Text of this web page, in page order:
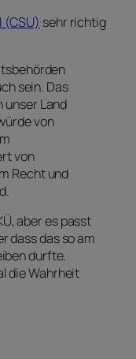
(CSU) sehr richtig
sein. Das
unser Land
von
von
Recht und
aber es passt
dass das so am
durfte.
die Wahrheit